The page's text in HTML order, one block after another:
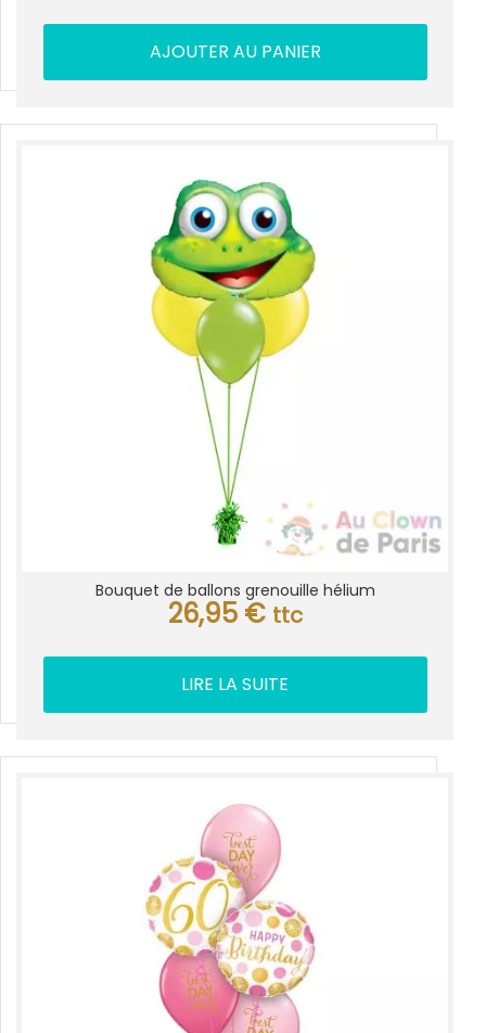
AJOUTER AU PANIER
Bouquet de ballons grenouille hélium
26,95 € ttc
LIRE LA SUITE